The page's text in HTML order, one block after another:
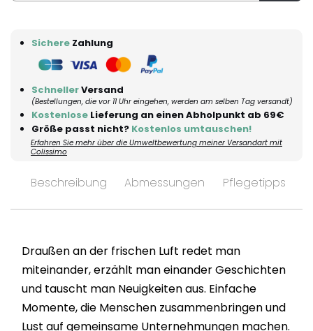
Sichere Zahlung
SchnellerVersand
(Bestellungen, die vor 11 Uhr eingehen, werden am selben Tag versandt)
Kostenlose Lieferung an einen Abholpunkt ab 69€
Größe passt nicht? Kostenlos umtauschen!
Erfahren Sie mehr über die Umweltbewertung meiner Versandart mit
Colissimo
Beschreibung Abmessungen Pflegetipps
Draußen an der frischen Luft redet man
miteinander, erzählt man einander Geschichten
und tauscht man Neuigkeiten aus. Einfache
Momente, die Menschen zusammenbringen und
Lust auf gemeinsame Unternehmungen machen.